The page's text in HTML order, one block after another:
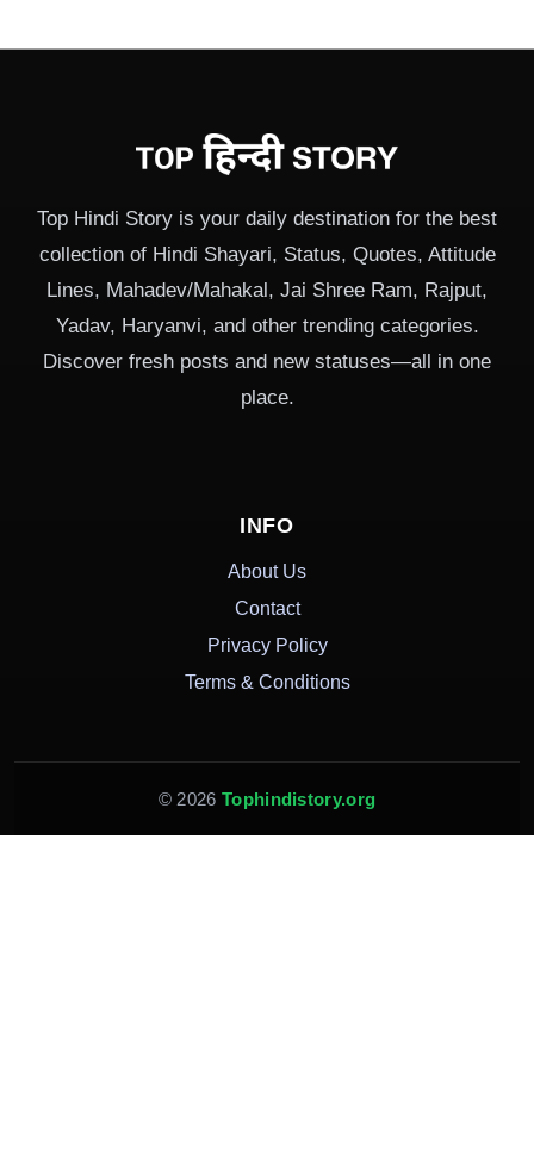
Top Hindi Story is your daily destination for the best
collection of Hindi Shayari, Status, Quotes, Attitude
Lines, Mahadev/Mahakal, Jai Shree Ram, Rajput,
Yadav, Haryanvi, and other trending categories.
Discover fresh posts and new statuses—all in one
place.
INFO
About Us
Contact
Privacy Policy
Terms & Conditions
© 2026 Tophindistory.org